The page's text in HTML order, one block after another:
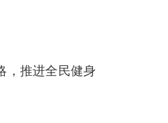
推进全民健身